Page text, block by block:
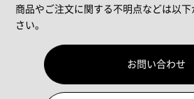
商品やご注文に関する不明点などは以
さい。
お問い合わせ